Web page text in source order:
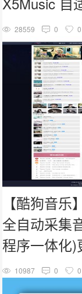
28559 0 0
【酷狗音
全自动采集
程序一体化)
10987 0 0